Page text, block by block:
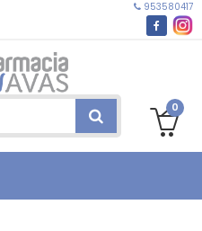
953580417
0